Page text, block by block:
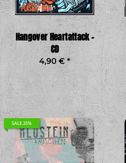
Hangover Heartattack -
CD
4,90 €*
SALE 25%